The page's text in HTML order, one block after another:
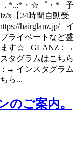
. *..:*・☆゜・* 予
x【24時間自動受
hairglanz.jp/ イ
ライベートなど盛
ます☆ GLANZ : →
タグラムはこちら
→ インスタグラム
ら...
のご案内。